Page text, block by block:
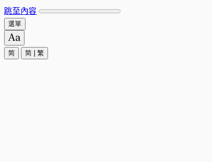
跳至內容
選單
简 简 繁